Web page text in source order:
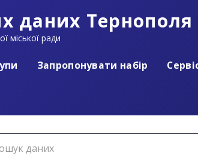
даних Тернополя
міської ради
Запропонувати набір